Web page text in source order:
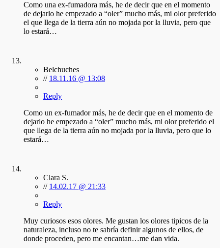
Como una ex-fumadora más, he de decir que en el momento
de dejarlo he empezado a “oler” mucho más, mi olor preferido
el que llega de la tierra aún no mojada por la lluvia, pero que
lo estará…
Belchuches
// 18.11.16 @ 13:08
Reply
Como un ex-fumador más, he de decir que en el momento de
dejarlo he empezado a “oler” mucho más, mi olor preferido el
que llega de la tierra aún no mojada por la lluvia, pero que lo
estará…
Clara S.
// 14.02.17 @ 21:33
Reply
Muy curiosos esos olores. Me gustan los olores tipicos de la
naturaleza, incluso no te sabría definir algunos de ellos, de
donde proceden, pero me encantan…me dan vida.